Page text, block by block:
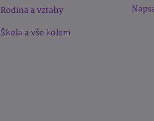
Rodina a vztahy
Škola a vše kolem